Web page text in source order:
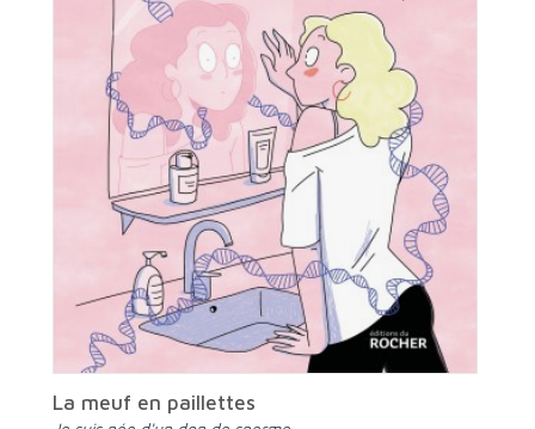
La meuf en paillettes